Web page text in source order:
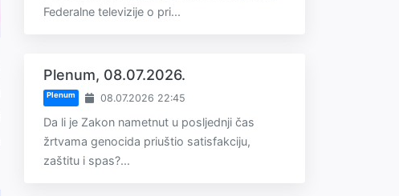
Federalne televizije o pri...
Plenum, 08.07.2026.
Plenum 08.07.2026 22:45
Da li je Zakon nametnut u posljednji čas
žrtvama genocida priuštio satisfakciju,
zaštitu i spas?...